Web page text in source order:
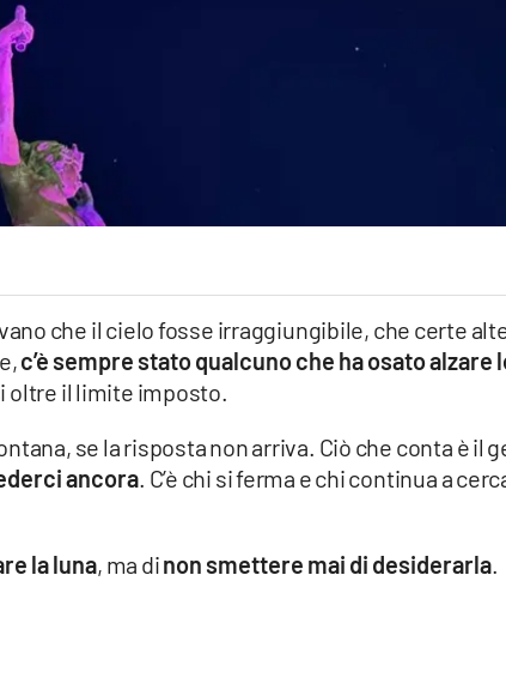
che il cielo fosse irraggiungibile, che certe
c’è sempre stato qualcuno che ha osato alzare
oltre il limite imposto.
se la risposta non arriva. Ciò che conta è il
ancora. C’è chi si ferma e chi continua a
la luna, ma dinon smettere mai di desiderarla.